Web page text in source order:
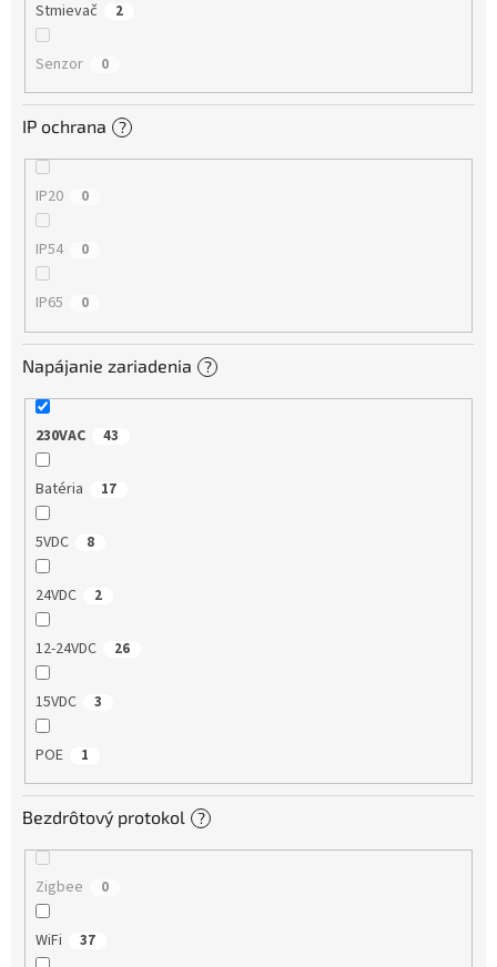
Stmievač 2
Senzor 0
IP ochrana ?
IP20 0
IP54 0
IP65 0
Napájanie zariadenia ?
230VAC 43
Batéria 17
5VDC 8
24VDC 2
12-24VDC 26
15VDC 3
POE 1
Bezdrôtový protokol ?
Zigbee 0
WiFi 37